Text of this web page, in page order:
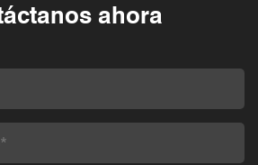
ahora